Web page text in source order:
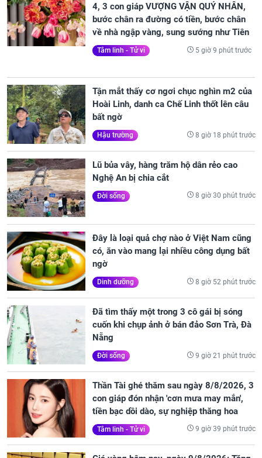
4, 3 con giáp VƯỢNG VẬN QUÝ NHÂN,
bước chân ra đường có tiền, bước chân
về nhà ngập vàng, sung sướng như Tiên
Tâm linh - Tử vi 5 giờ 9 phút trước
Tận mắt thấy cơ ngơi chục nghìn m2 của
Hoài Linh, danh ca Chế Linh thốt lên câu
bất ngờ
Hậu trường 8 giờ 18 phút trước
Lũ bủa vây, hàng trăm hộ dân rẻo cao
Nghệ An bị chia cắt
Đời sống 8 giờ 30 phút trước
Đây là loại quả chợ nào ở Việt Nam cũng
có, ăn vào mang lại nhiều công dụng bất
ngờ
Dinh dưỡng 8 giờ 52 phút trước
Đã tìm thấy một trong 3 cô gái bị sóng
cuốn khi chụp ảnh ở bán đảo Sơn Trà, Đà
Nẵng
Đời sống 9 giờ 21 phút trước
Thần Tài ghé thăm sau ngày 8/8/2026, 3
con giáp đón nhận 'cơn mưa may mắn',
tiền bạc dồi dào, sự nghiệp thăng hoa
Tâm linh - Tử vi 9 giờ 39 phút trước